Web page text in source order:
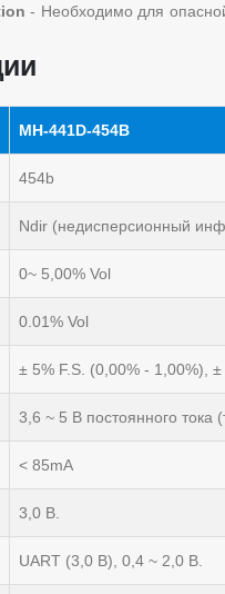
- Необходимо для
MH-441D-454B
454b
Ndir (недисперсионный
0~ 5,00% Vol
0.01% Vol
± 5% F.S. (0,00% - 1,00%),
3,6 ~ 5 В постоянного тока
< 85mA
3,0 В.
UART (3,0 В), 0,4 ~ 2,0 В.